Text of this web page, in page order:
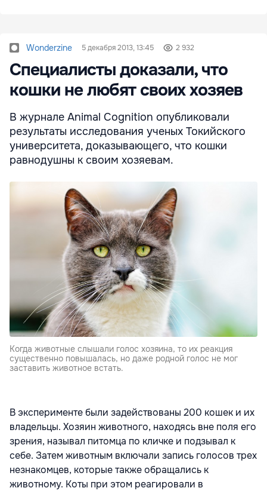
Wonderzine 5 декабря 2013, 13:45 2 932
Специалисты доказали, что
кошки не любят своих хозяев
В журнале Animal Cognition опубликовали
результаты исследования ученых Токийского
университета, доказывающего, что кошки
равнодушны к своим хозяевам.
Когда животные слышали голос хозяина, то их реакция
существенно повышалась, но даже родной голос не мог
заставить животное встать.
В эксперименте были задействованы 200 кошек и их
владельцы. Хозяин животного, находясь вне поля его
зрения, называл питомца по кличке и подзывал к
себе. Затем животным включали запись голосов трех
незнакомцев, которые также обращались к
животному. Коты при этом реагировали в